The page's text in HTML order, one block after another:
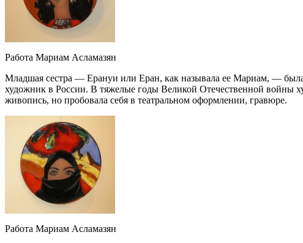
Работа Мариам Асламазян
Младшая сестра — Ерануи или Еран, как называла ее Мариам, — была
художник в России. В тяжелые годы Великой Отечественной войны
живопись, но пробовала себя в театральном оформлении, гравюре.
Работа Мариам Асламазян